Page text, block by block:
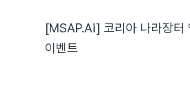
[MSAP.ai] 코리아 나라장터
이벤트